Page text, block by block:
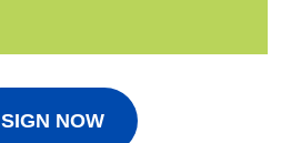
SIGN NOW